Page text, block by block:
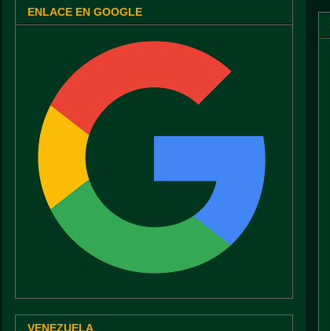
ENLACE EN GOOGLE
VENEZUELA